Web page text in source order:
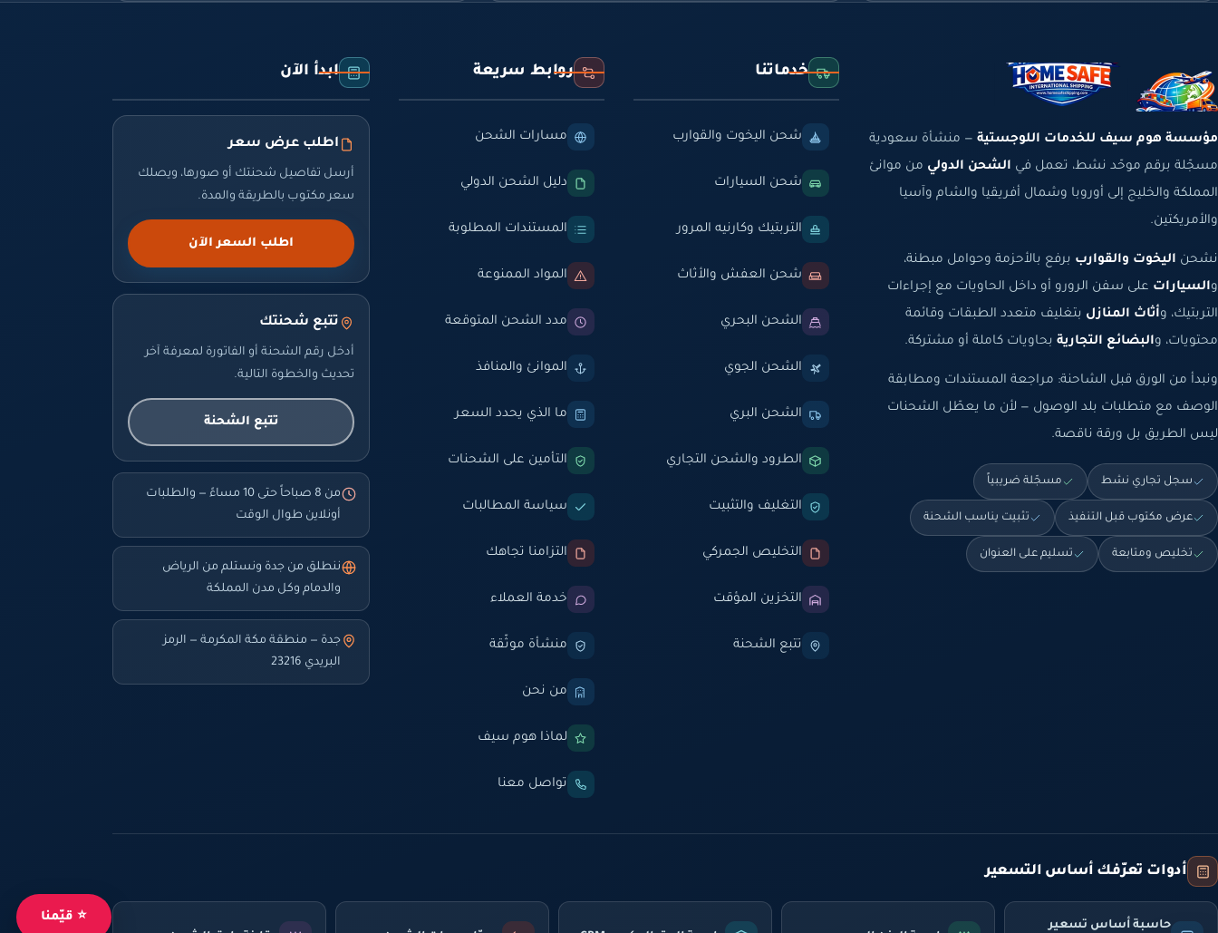
مؤسسة هوم سيف للخدمات اللوجستية — منشأة سعودية
مسجّلة برقم موحّد نشط، تعمل في الشحن الدولي من موانئ
المملكة والخليج إلى أوروبا وشمال أفريقيا والشام وآسيا
والأمريكتين.
نشحن اليخوت والقوارب برفع بالأحزمة وحوامل مبطنة،
والسيارات على سفن الرورو أو داخل الحاويات مع إجراءات
التربتيك، وأثاث المنازل بتغليف متعدد الطبقات وقائمة
محتويات، والبضائع التجارية بحاويات كاملة أو مشتركة.
ونبدأ من الورق قبل الشاحنة: مراجعة المستندات ومطابقة
الوصف مع متطلبات بلد الوصول — لأن ما يعطّل الشحنات
ليس الطريق بل ورقة ناقصة.
سجل تجاري نشط مسجّلة ضريبياً
عرض مكتوب قبل التنفيذ تثبيت يناسب الشحنة
تخليص ومتابعة تسليم على العنوان
خدماتنا
شحن اليخوت والقوارب
شحن السيارات
التربتيك وكارنيه المرور
شحن العفش والأثاث
الشحن البحري
الشحن الجوي
الشحن البري
الطرود والشحن التجاري
التغليف والتثبيت
التخليص الجمركي
التخزين المؤقت
تتبع الشحنة
روابط سريعة
مسارات الشحن
دليل الشحن الدولي
المستندات المطلوبة
المواد الممنوعة
مدد الشحن المتوقعة
الموانئ والمنافذ
ما الذي يحدد السعر
التأمين على الشحنات
سياسة المطالبات
التزامنا تجاهك
خدمة العملاء
منشأة موثّقة
من نحن
لماذا هوم سيف
تواصل معنا
ابدأ الآن
اطلب عرض سعر
أرسل تفاصيل شحنتك أو صورها، ويصلك
سعر مكتوب بالطريقة والمدة.
اطلب السعر الآن
تتبع شحنتك
أدخل رقم الشحنة أو الفاتورة لمعرفة آخر
تحديث والخطوة التالية.
تتبع الشحنة
من 8 صباحاً حتى 10 مساءً — والطلبات
أونلاين طوال الوقت
ننطلق من جدة ونستلم من الرياض
والدمام وكل مدن المملكة
جدة — منطقة مكة المكرمة — الرمز
البريدي 23216
أدوات تعرّفك أساس التسعير
حاسبة أساس تسعير
⭐ قيّمنا